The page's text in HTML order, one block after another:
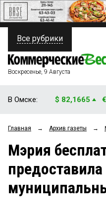
ПОЛИТИКА
ФИНАНСЫ
ОБЩЕСТВО
ЗАКОН
НОВОСТИ КОМПАНИЙ
Все рубрики
Воскресенье, 9 Августа
В Омске: $ 82,1665
Главная → Архив газеты →
Мэрия
предоставила